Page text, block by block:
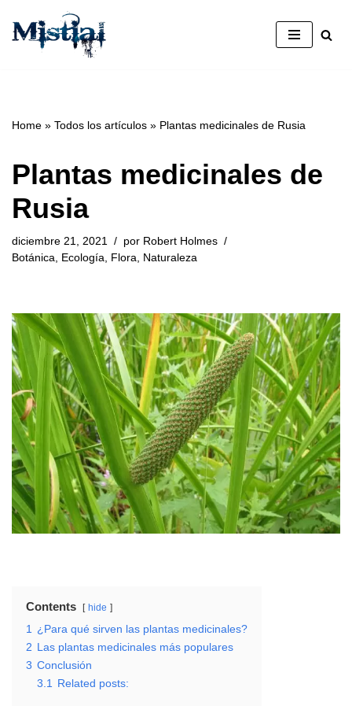
Saltar
Home » Todos los artículos » Plantas medicinales de Rusia
Plantas medicinales de
Rusia
diciembre 21, 2021 por Robert Holmes
Botánica, Ecología, Flora, Naturaleza
Contents hide
1
¿Para qué sirven las plantas medicinales?
2
Las plantas medicinales más populares
3 Conclusión
3.1
Related posts: